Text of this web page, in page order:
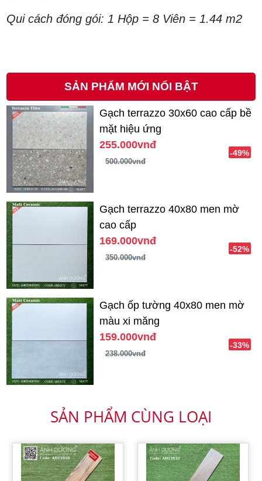
Qui cách đóng gói: 1 Hộp = 8 Viên = 1.44 m2
SẢN PHẨM MỚI NỔI BẬT
Gạch terrazzo 30x60 cao cấp bề
mặt hiệu ứng
255.000vnđ
500.000vnđ
-49%
Gạch terrazzo 40x80 men mờ
cao cấp
169.000vnđ
350.000vnđ
-52%
Gạch ốp tường 40x80 men mờ
màu xi măng
159.000vnđ
238.000vnđ
-33%
SẢN PHẨM CÙNG LOẠI